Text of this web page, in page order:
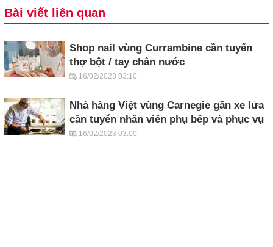
Bài viết liên quan
Shop nail vùng Currambine cần tuyển
thợ bột / tay chân nước
16/02/2023 03:10
Nhà hàng Việt vùng Carnegie gần xe lửa
cần tuyển nhân viên phụ bếp và phục vụ
16/02/2023 03:00